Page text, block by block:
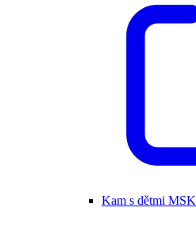
Kam s dětmi MSK